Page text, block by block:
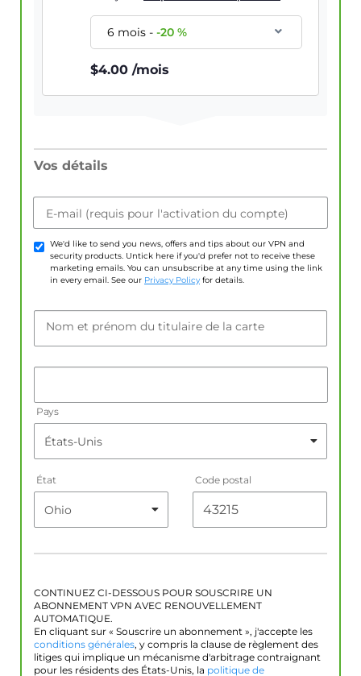
6 mois--20 %
$4.00 /mois
Vos détails
E-mail (requis pour l'activation du compte)
We'd like to send you news, offers and tips about our VPN and
security products. Untick here if you'd prefer not to receive these
marketing emails. You can unsubscribe at any time using the link
in every email. See our Privacy Policy for details.
Nom et prénom du titulaire de la carte
Pays
État Code postal
CONTINUEZ CI-DESSOUS POUR SOUSCRIRE UN
ABONNEMENT VPN AVEC RENOUVELLEMENT
AUTOMATIQUE.
En cliquant sur « Souscrire un abonnement », j'accepte les
conditions générales, y compris la clause de règlement des
litiges qui implique un mécanisme d'arbitrage contraignant
pour les résidents des États-Unis, la politique de